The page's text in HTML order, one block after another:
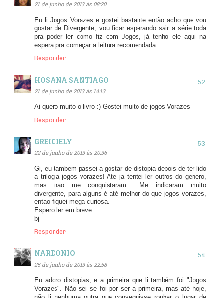
21 de junho de 2013 às 08:20
Eu li Jogos Vorazes e gostei bastante então acho que vou
gostar de Divergente, vou ficar esperando sair a série toda
pra poder ler como fiz com Jogos, já tenho ele aqui na
espera pra começar a leitura recomendada.
Responder
HOSANA SANTIAGO
21 de junho de 2013 às 14:13
Ai quero muito o livro :) Gostei muito de jogos Vorazes !
Responder
GREICIELY
22 de junho de 2013 às 20:36
Gi, eu tambem passei a gostar de distopia depois de ter lido
a trilogia jogos vorazes! Ate ja tentei ler outros do genero,
mas nao me conquistaram… Me indicaram muito
divergente, para alguns é até melhor do que jogos vorazes,
entao fiquei mega curiosa.
Espero ler em breve.
bj
Responder
NARDONIO
25 de junho de 2013 às 22:58
Eu adoro distopias, e a primeira que li também foi "Jogos
Vorazes". Não sei se foi por ser a primeira, mas até hoje,